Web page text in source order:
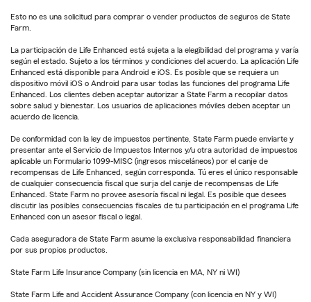
Esto no es una solicitud para comprar o vender productos de seguros de State
Farm.
La participación de Life Enhanced está sujeta a la elegibilidad del programa y varía
según el estado. Sujeto a los términos y condiciones del acuerdo. La aplicación Life
Enhanced está disponible para Android e iOS. Es posible que se requiera un
dispositivo móvil iOS o Android para usar todas las funciones del programa Life
Enhanced. Los clientes deben aceptar autorizar a State Farm a recopilar datos
sobre salud y bienestar. Los usuarios de aplicaciones móviles deben aceptar un
acuerdo de licencia.
De conformidad con la ley de impuestos pertinente, State Farm puede enviarte y
presentar ante el Servicio de Impuestos Internos y/u otra autoridad de impuestos
aplicable un Formulario 1099-MISC (ingresos misceláneos) por el canje de
recompensas de Life Enhanced, según corresponda. Tú eres el único responsable
de cualquier consecuencia fiscal que surja del canje de recompensas de Life
Enhanced. State Farm no provee asesoría fiscal ni legal. Es posible que desees
discutir las posibles consecuencias fiscales de tu participación en el programa Life
Enhanced con un asesor fiscal o legal.
Cada aseguradora de State Farm asume la exclusiva responsabilidad financiera
por sus propios productos.
State Farm Life Insurance Company (sin licencia en MA, NY ni WI)
State Farm Life and Accident Assurance Company (con licencia en NY y WI)